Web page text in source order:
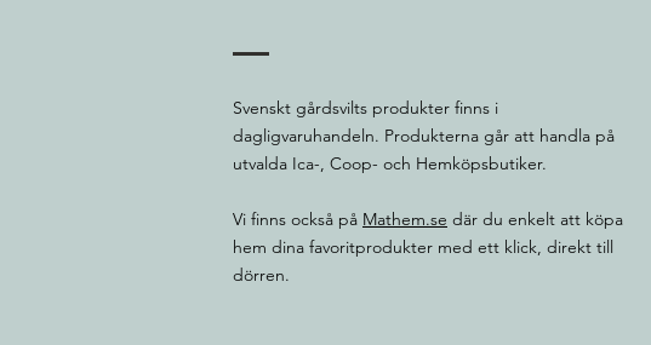
Svenskt gårdsvilts produkter finns i
dagligvaruhandeln. Produkterna går att handla på
utvalda Ica-, Coop- och Hemköpsbutiker.
Vi finns också på Mathem.se där du enkelt att köpa
hem dina favoritprodukter med ett klick, direkt till
dörren.